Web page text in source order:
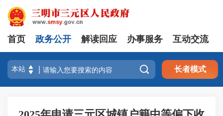
首页 政务公开 解读回应 办事服务 互动交流
 长者模式